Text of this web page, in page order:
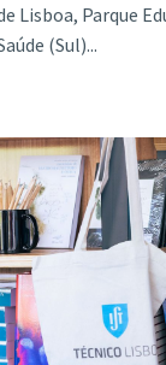
Lisboa, Parque
(Sul)...